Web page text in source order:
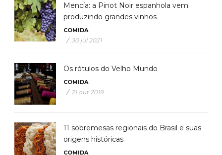
Mencía: a Pinot Noir espanhola vem
produzindo grandes vinhos
COMIDA
/ 30 jul 2021
Os rótulos do Velho Mundo
COMIDA
/ 21 out 2019
11 sobremesas regionais do Brasil e suas
origens históricas
COMIDA